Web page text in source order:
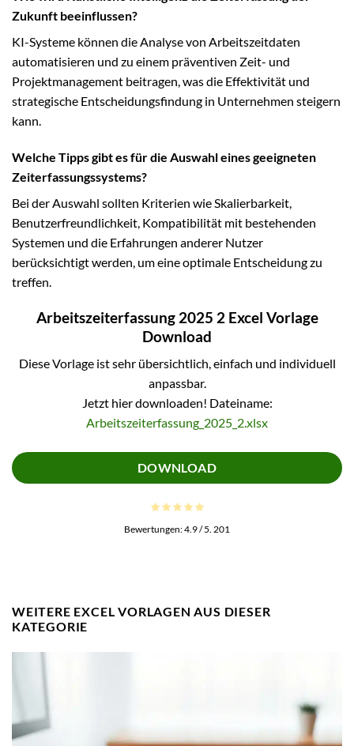
Zukunft beeinflussen?
KI-Systeme können die Analyse von Arbeitszeitdaten
automatisieren und zu einem präventiven Zeit- und
Projektmanagement beitragen, was die Effektivität und
strategische Entscheidungsfindung in Unternehmen steigern
kann.
Welche Tipps gibt es für die Auswahl eines geeigneten
Zeiterfassungssystems?
Bei der Auswahl sollten Kriterien wie Skalierbarkeit,
Benutzerfreundlichkeit, Kompatibilität mit bestehenden
Systemen und die Erfahrungen anderer Nutzer
berücksichtigt werden, um eine optimale Entscheidung zu
treffen.
Arbeitszeiterfassung 2025 2 Excel Vorlage
Download
Diese Vorlage ist sehr übersichtlich, einfach und individuell
anpassbar.
Jetzt hier downloaden! Dateiname:
Arbeitszeiterfassung_2025_2.xlsx
DOWNLOAD
Bewertungen:4.9/ 5. 201
WEITERE EXCEL VORLAGEN AUS DIESER
KATEGORIE